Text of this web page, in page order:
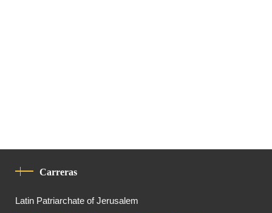
Carreras
Latin Patriarchate of Jerusalem